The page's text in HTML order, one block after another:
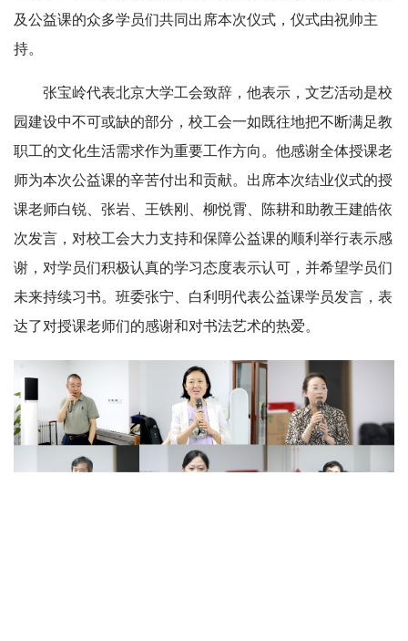
及公益课的众多学员们共同出席本次仪式，仪式由祝帅主
持。
张宝岭代表北京大学工会致辞，他表示，文艺活动是校
园建设中不可或缺的部分，校工会一如既往地把不断满足教
职工的文化生活需求作为重要工作方向。他感谢全体授课老
师为本次公益课的辛苦付出和贡献。出席本次结业仪式的授
课老师白锐、张岩、王铁刚、柳悦霄、陈耕和助教王建皓依
次发言，对校工会大力支持和保障公益课的顺利举行表示感
谢，对学员们积极认真的学习态度表示认可，并希望学员们
未来持续习书。班委张宁、白利明代表公益课学员发言，表
达了对授课老师们的感谢和对书法艺术的热爱。